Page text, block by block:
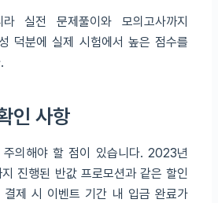
실전 문제풀이와 모의고사까지
덕분에 실제 시험에서 높은 점수를
인 사항
의해야 할 점이 있습니다. 2023년
진행된 반값 프로모션과 같은 할인
결제 시 이벤트 기간 내 입금 완료가